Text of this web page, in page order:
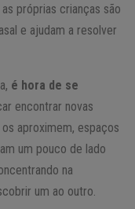
próprias crianças são
e ajudam a resolver
é hora de se
encontrar novas
aproximem, espaços
um pouco de lado
na
um ao outro.